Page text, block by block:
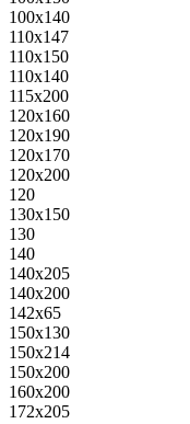
100х140
110х147
110х150
110х140
115х200
120х160
120х190
120х170
120х200
120
130х150
130
140
140х205
140х200
142х65
150х130
150х214
150х200
160х200
172х205